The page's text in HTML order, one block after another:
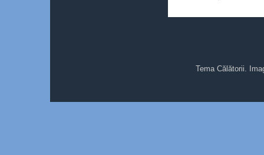
Tema Călătorii.